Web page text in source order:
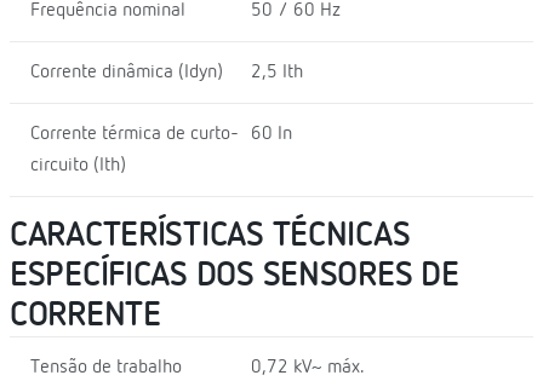
Frequência nominal 50 / 60 Hz
Corrente dinâmica (Idyn) 2,5 Ith
Corrente térmica de curto-
circuito (Ith)
60 In
CARACTERÍSTICAS TÉCNICAS
ESPECÍFICAS DOS SENSORES DE
CORRENTE
Tensão de trabalho 0,72 kV~ máx.